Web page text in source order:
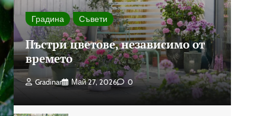
Градина Съвети
Пъстри цветове, независимо от
времето
Gradinar Май 27, 2026 0